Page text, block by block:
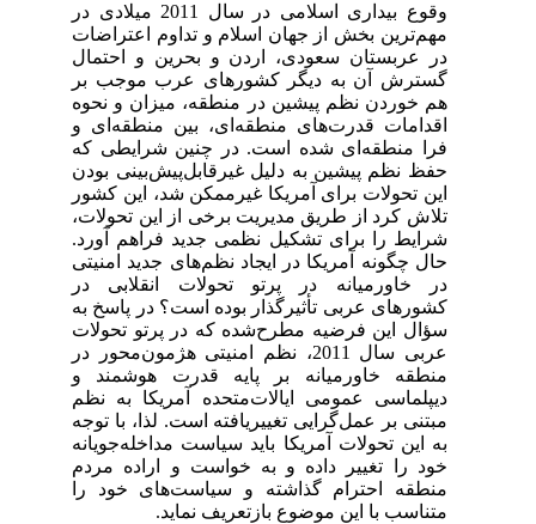
وقوع بیداری اسلامی در سال 2011 میلادی در
مهم‌ترین بخش از جهان اسلام و تداوم اعتراضات
در عربستان سعودی، اردن و بحرین و احتمال
گسترش آن به دیگر کشورهای عرب موجب بر
هم خوردن نظم پیشین در منطقه، میزان و نحوه‌
اقدامات قدرت‌های منطقه‌ای، بین منطقه‌ای و
فرا منطقه‌ای شده است. در چنین شرایطی که
حفظ نظم پیشین به دلیل غیرقابل‌پیش‌بینی بودن
این تحولات برای آمریکا غیرممکن شد، این کشور
تلاش کرد از طریق مدیریت برخی از این تحولات،
شرایط را برای تشکیل نظمی جدید فراهم آورد.
حال چگونه آمریکا در ایجاد نظم‌های جدید امنیتی
در خاورمیانه در پرتو تحولات انقلابی در
کشورهای عربی تأثیرگذار بوده است؟ در پاسخ به
سؤال این فرضیه مطرح‌شده که در پرتو تحولات
عربی سال 2011، نظم امنیتی هژمون‌محور در
منطقه خاورمیانه بر پایه قدرت هوشمند و
دیپلماسی عمومی ایالات‌متحده آمریکا به نظم
مبتنی بر عمل‌گرایی تغییریافته است. لذا، با توجه
به این تحولات آمریکا باید سیاست مداخله‌جویانه
خود را تغییر داده و به خواست و اراده مردم
منطقه احترام گذاشته و سیاست‌های خود را
متناسب با این موضوع بازتعریف نماید.